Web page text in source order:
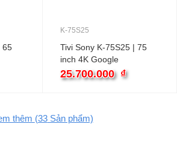
65
K-75S25
Tivi Sony K-75S25 | 75
inch 4K Google
25.700.000 ₫
thêm (33Sản phẩm)